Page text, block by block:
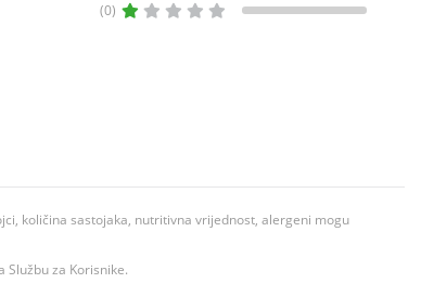
(0)
količina sastojaka, nutritivna vrijednost, alergeni mogu
za Korisnike.